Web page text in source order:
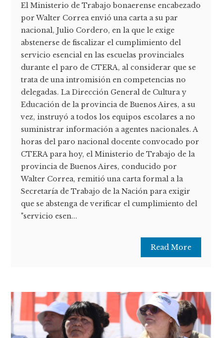
El Ministerio de Trabajo bonaerense encabezado
por Walter Correa envió una carta a su par
nacional, Julio Cordero, en la que le exige
abstenerse de fiscalizar el cumplimiento del
servicio esencial en las escuelas provinciales
durante el paro de CTERA, al considerar que se
trata de una intromisión en competencias no
delegadas. La Dirección General de Cultura y
Educación de la provincia de Buenos Aires, a su
vez, instruyó a todos los equipos escolares a no
suministrar información a agentes nacionales. A
horas del paro nacional docente convocado por
CTERA para hoy, el Ministerio de Trabajo de la
provincia de Buenos Aires, conducido por
Walter Correa, remitió una carta formal a la
Secretaría de Trabajo de la Nación para exigir
que se abstenga de verificar el cumplimiento del
"servicio esen...
Read More